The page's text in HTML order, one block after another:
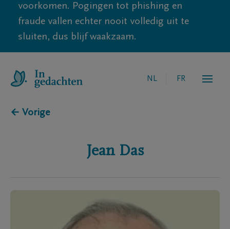
voorkomen. Pogingen tot phishing en
fraude vallen echter nooit volledig uit te
sluiten, dus blijf waakzaam.
NL FR
← Vorige
Jean Das